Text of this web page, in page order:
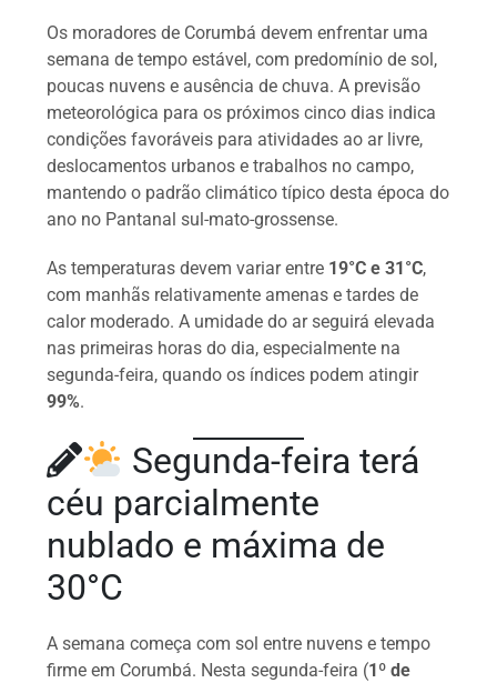
Os moradores de Corumbá devem enfrentar uma
semana de tempo estável, com predomínio de sol,
poucas nuvens e ausência de chuva. A previsão
meteorológica para os próximos cinco dias indica
condições favoráveis para atividades ao ar livre,
deslocamentos urbanos e trabalhos no campo,
mantendo o padrão climático típico desta época do
ano no Pantanal sul-mato-grossense.
As temperaturas devem variar entre 19°C e 31°C,
com manhãs relativamente amenas e tardes de
calor moderado. A umidade do ar seguirá elevada
nas primeiras horas do dia, especialmente na
segunda-feira, quando os índices podem atingir
99%.
Segunda-feira terá
céu parcialmente
nublado e máxima de
30°C
A semana começa com sol entre nuvens e tempo
firme em Corumbá. Nesta segunda-feira (1º de